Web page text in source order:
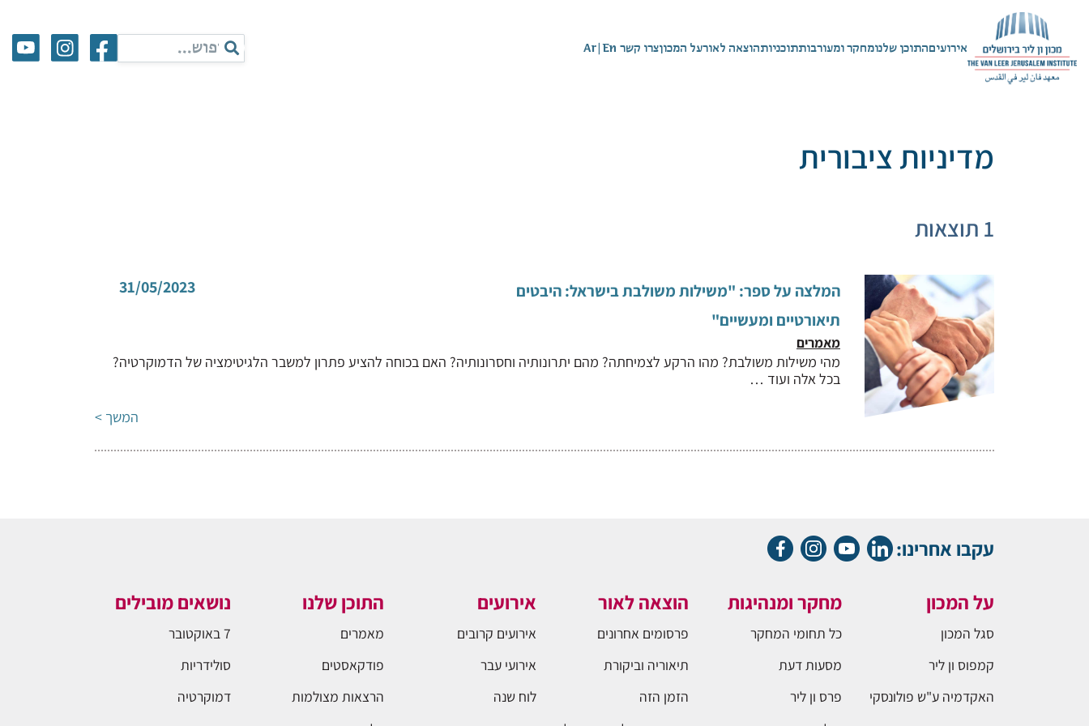
אירועיםהתוכן שלנומחקר ומעורבותתוכניותהוצאה לאורעל המכוןצרו קשר En
|
Ar
מדיניות ציבורית
1 תוצאות
המלצה על ספר: "משילות משולבת בישראל: היבטים
תיאורטיים ומעשיים"
מאמרים
31/05/2023
מהי משילות משולבת? מהו הרקע לצמיחתה? מהם יתרונותיה וחסרונותיה? האם בכוחה להציע פתרון למשבר הלגיטימציה של הדמוקרטיה?
בכל אלה ועוד …
המשך >
עקבו אחרינו:
על המכון
סגל המכון
קמפוס ון ליר
האקדמיה ע"ש פולונסקי
מחקר ומנהיגות
כל תחומי המחקר
מסעות דעת
פרס ון ליר
הוצאה לאור
פרסומים אחרונים
תיאוריה וביקורת
הזמן הזה
אירועים
אירועים קרובים
אירועי עבר
לוח שנה
התוכן שלנו
מאמרים
פודקאסטים
הרצאות מצולמות
נושאים מובילים
7 באוקטובר
סולידריות
דמוקרטיה